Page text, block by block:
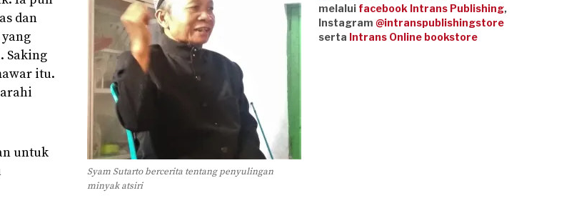
Syam Sutarto bercerita tentang penyulingan
minyak atsiri
dan
Saking
itu.
untuk
melalui facebook Intrans Publishing,
Instagram @intranspublishingstore
serta Intrans Online bookstore